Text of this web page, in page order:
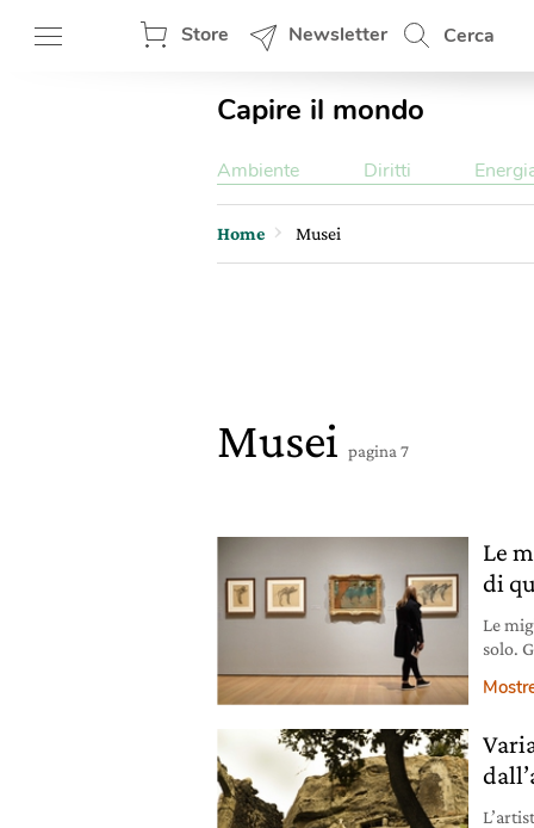
Store Newsletter Cerca
Capire il mondo
Ambiente Diritti
Home Musei
Musei pagina 7
Le
di
Le
solo.
una